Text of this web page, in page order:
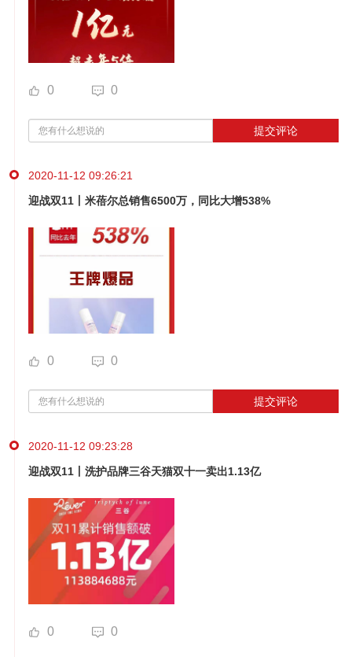
0 0
提交评论
2020-11-12 09:26:21
迎战双11丨米蓓尔总销售6500万，同比大增538%
0 0
提交评论
2020-11-12 09:23:28
迎战双11丨洗护品牌三谷天猫双十一卖出1.13亿
0 0